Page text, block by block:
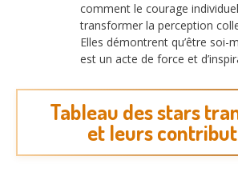
comment le courage
transformer la perception
Elles démontrent qu’être soi-
est un acte de force et
Tableau des stars
et leurs